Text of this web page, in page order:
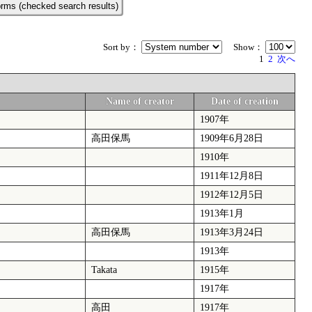
(checked search results)
Show：
Sort by：
1 2 次へ
Name of creator
Date of creation
1907年
高田保馬
1909年6月28日
1910年
1911年12月8日
1912年12月5日
1913年1月
高田保馬
1913年3月24日
1913年
Takata
1915年
1917年
高田 1917年